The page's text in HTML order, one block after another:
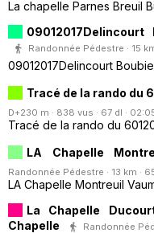
La chapelle Parnes Breuil
Randonnée Pédestre · 15
09012017Delincourt
Tracé de la rando du
D+230 m · 838 vus · 67 dl ·
Tracé de la rando du
LA Chapelle
Randonnée Pédestre · 13 km ·
LA Chapelle Montreuil
La Chapelle
Chapelle
Randonnée